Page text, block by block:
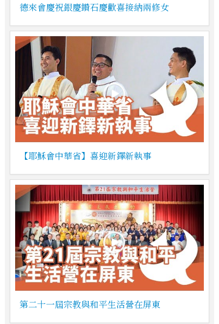
德來會慶祝銀慶鑽石慶歡喜接納兩修女
【耶穌會中華省】喜迎新鐸新執事
第二十一屆宗教與和平生活營在屏東